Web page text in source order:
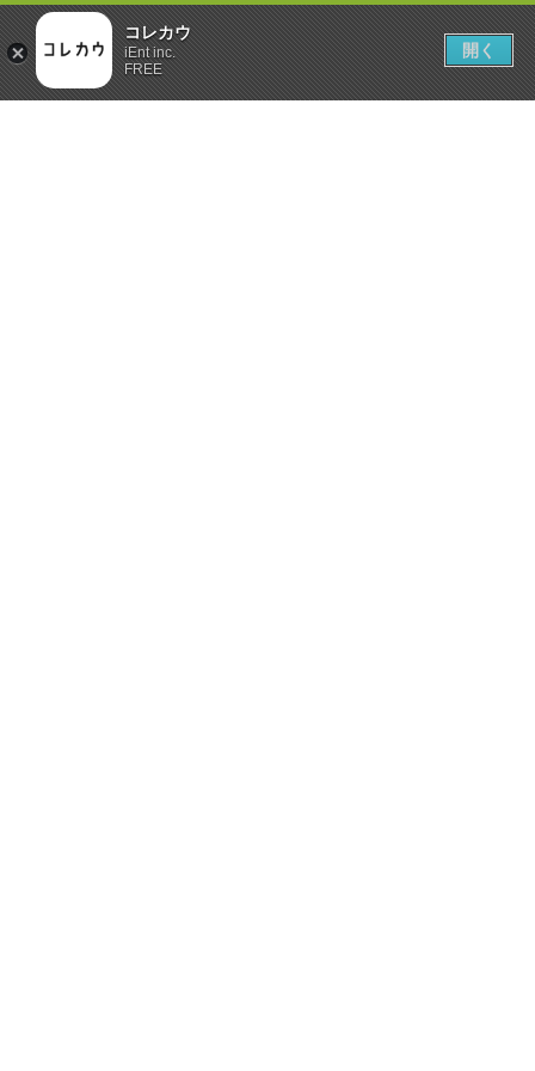
コレカウ
iEnt inc.
FREE
開く